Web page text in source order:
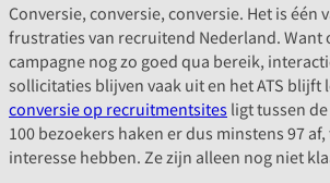
Conversie, conversie, conversie. Het is één
frustraties van recruitend Nederland. Want
campagne nog zo goed qua bereik,
sollicitaties blijven vaak uit en het ATS blijft
conversie op recruitmentsites ligt tussen
100 bezoekers haken er dus minstens 97
interesse hebben. Ze zijn alleen nog niet